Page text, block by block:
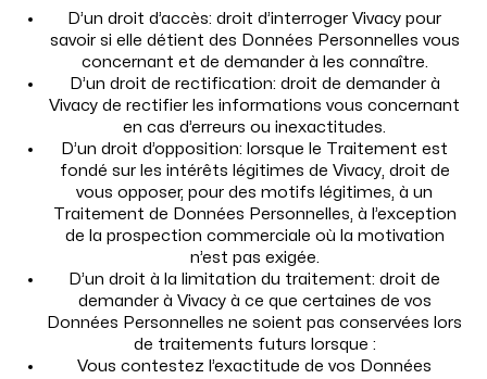
D’un droit d’accès: droit d’interroger Vivacy pour
savoir si elle détient des Données Personnelles vous
concernant et de demander à les connaître.
D’un droit de rectification: droit de demander à
Vivacy de rectifier les informations vous concernant
en cas d’erreurs ou inexactitudes.
D’un droit d’opposition: lorsque le Traitement est
fondé sur les intérêts légitimes de Vivacy, droit de
vous opposer, pour des motifs légitimes, à un
Traitement de Données Personnelles, à l’exception
de la prospection commerciale où la motivation
n’est pas exigée.
D’un droit à la limitation du traitement: droit de
demander à Vivacy à ce que certaines de vos
Données Personnelles ne soient pas conservées lors
de traitements futurs lorsque :
Vous contestez l’exactitude de vos Données